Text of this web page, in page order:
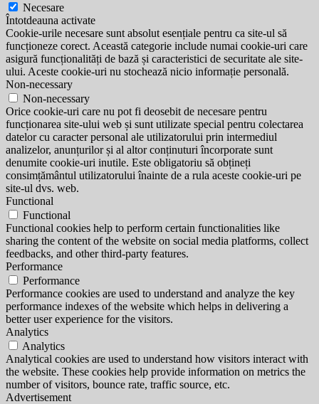
Necesare
Întotdeauna activate
Cookie-urile necesare sunt absolut esențiale pentru ca site-ul să
funcționeze corect. Această categorie include numai cookie-uri care
asigură funcționalități de bază și caracteristici de securitate ale site-
ului. Aceste cookie-uri nu stochează nicio informație personală.
Non-necessary
Non-necessary
Orice cookie-uri care nu pot fi deosebit de necesare pentru
funcționarea site-ului web și sunt utilizate special pentru colectarea
datelor cu caracter personal ale utilizatorului prin intermediul
analizelor, anunțurilor și al altor conținuturi încorporate sunt
denumite cookie-uri inutile. Este obligatoriu să obțineți
consimțământul utilizatorului înainte de a rula aceste cookie-uri pe
site-ul dvs. web.
Functional
Functional
Functional cookies help to perform certain functionalities like
sharing the content of the website on social media platforms, collect
feedbacks, and other third-party features.
Performance
Performance
Performance cookies are used to understand and analyze the key
performance indexes of the website which helps in delivering a
better user experience for the visitors.
Analytics
Analytics
Analytical cookies are used to understand how visitors interact with
the website. These cookies help provide information on metrics the
number of visitors, bounce rate, traffic source, etc.
Advertisement